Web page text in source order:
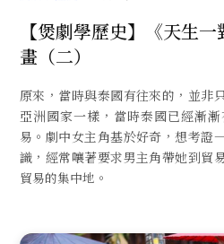
【煲劇學歷史】《天生
畫（二）
原來，當時與泰國有往來的，並非
亞洲國家一樣，當時泰國已經漸
易。劇中女主角基於好奇，想考證
識，經常嚷著要求男主角帶她到貿
貿易的集中地。